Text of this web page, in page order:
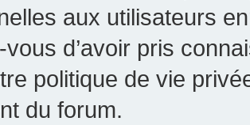
aux utilisateurs
d’avoir pris
politique de vie
du forum.